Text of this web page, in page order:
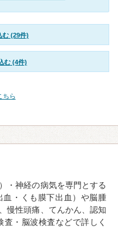
む (29件)
む (4件)
ちら
・神経の病気を専門とする
・くも膜下出血）や脳腫
慢性頭痛、てんかん、認知
・脳波検査などで詳しく